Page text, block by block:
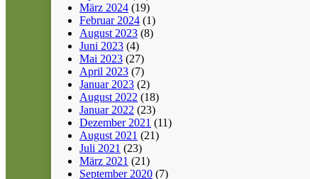
März 2024 (19)
Februar 2024 (1)
August 2023 (8)
Juni 2023 (4)
Mai 2023 (27)
April 2023 (7)
Januar 2023 (2)
August 2022 (18)
Januar 2022 (23)
Dezember 2021 (11)
August 2021 (21)
Juli 2021 (23)
März 2021 (21)
September 2020 (7)